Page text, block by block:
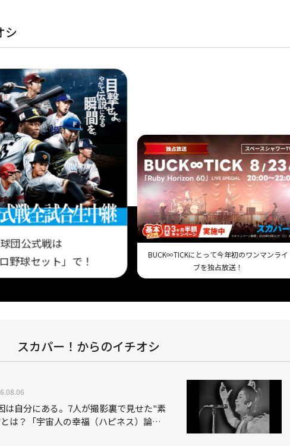
シ
団公式戦は
野球セット」で！
BUCK∞TICKにとって今年初のワンマンライ
ブを独占放送！
スカパー！からのイチオシ
は自分にある。7人が撮影裏で見せた"素
は？「宇宙人の幸福（ハピネス）論」